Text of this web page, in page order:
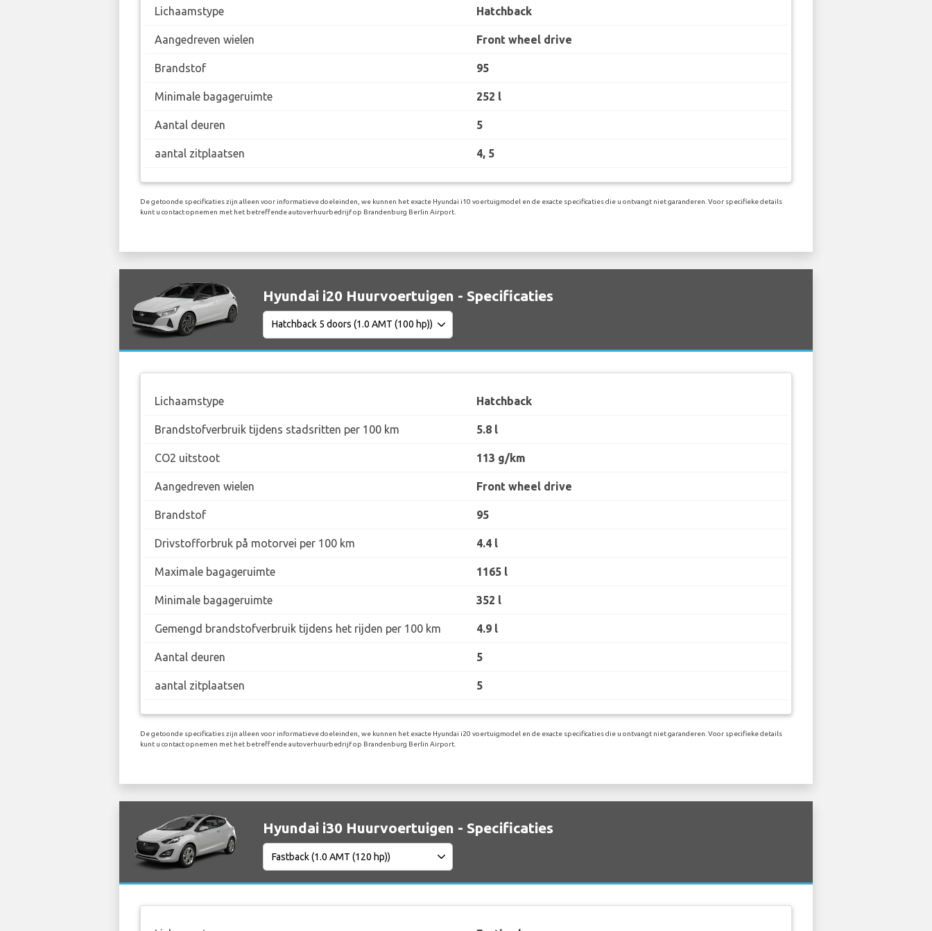
Lichaamstype Hatchback
Aangedreven wielen Front wheel drive
Brandstof 95
Minimale bagageruimte 252 l
Aantal deuren 5
aantal zitplaatsen 4, 5
De getoonde specificaties zijn alleen voor informatieve doeleinden, we kunnen het exacte Hyundai i10 voertuigmodel en de exacte specificaties die u ontvangt niet garanderen. Voor specifieke details
kunt u contact opnemen met het betreffende autoverhuurbedrijf op Brandenburg Berlin Airport.
Hyundai i20 Huurvoertuigen - Specificaties
Lichaamstype Hatchback
Brandstofverbruik tijdens stadsritten per 100 km 5.8 l
CO2 uitstoot 113 g/km
Aangedreven wielen Front wheel drive
Brandstof 95
Drivstofforbruk på motorvei per 100 km 4.4 l
Maximale bagageruimte 1165 l
Minimale bagageruimte 352 l
Gemengd brandstofverbruik tijdens het rijden per 100 km 4.9 l
Aantal deuren 5
aantal zitplaatsen 5
De getoonde specificaties zijn alleen voor informatieve doeleinden, we kunnen het exacte Hyundai i20 voertuigmodel en de exacte specificaties die u ontvangt niet garanderen. Voor specifieke details
kunt u contact opnemen met het betreffende autoverhuurbedrijf op Brandenburg Berlin Airport.
Hyundai i30 Huurvoertuigen - Specificaties